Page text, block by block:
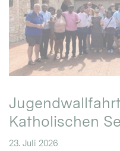
Katholischen
23. Juli 2026